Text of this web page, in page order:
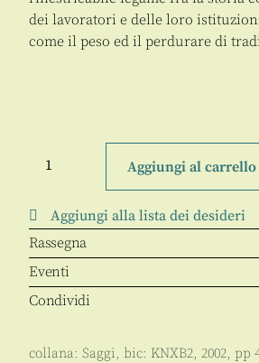
dei lavoratori e delle loro
come il peso ed il perdurare di
Aggiungi al carrello
Aggiungi alla lista dei desideri
Rassegna
Eventi
Condividi
collana: Saggi, bic: KNXB2, 2002, pp